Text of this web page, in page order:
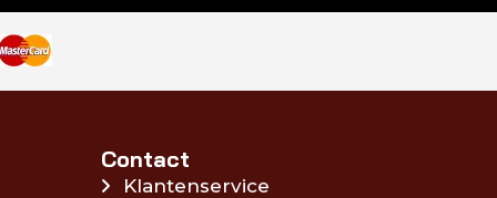
Contact
Klantenservice